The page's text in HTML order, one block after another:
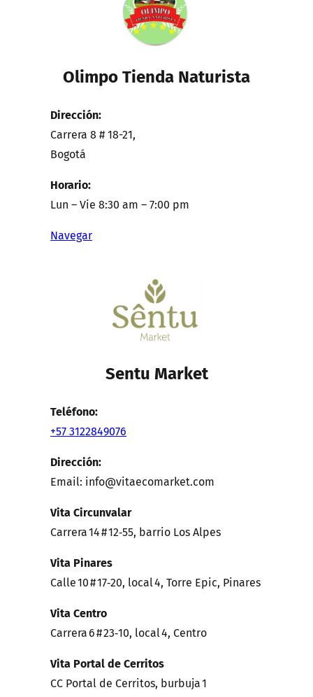
Olimpo Tienda Naturista
Dirección:
Carrera 8 # 18-21,
Bogotá
Horario:
Lun – Vie 8:30 am – 7:00 pm
Navegar
Sentu Market
Teléfono:
+57 3122849076
Dirección:
Email: info@vitaecomarket.com
Vita Circunvalar
Carrera 14 # 12‑55, barrio Los Alpes
Vita Pinares
Calle 10 # 17‑20, local 4, Torre Epic, Pinares
Vita Centro
Carrera 6 # 23‑10, local 4, Centro
Vita Portal de Cerritos
CC Portal de Cerritos, burbuja 1